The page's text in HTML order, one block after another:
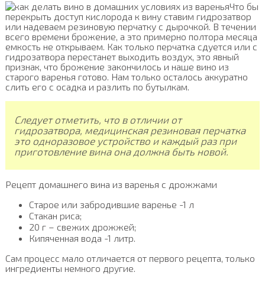
Что бы
перекрыть доступ кислорода к вину ставим гидрозатвор
или надеваем резиновую перчатку с дырочкой. В течении
всего времени брожение, а это примерно полтора месяца
емкость не открываем. Как только перчатка сдуется или с
гидрозатвора перестанет выходить воздух, это явный
признак, что брожение закончилось и наше вино из
старого варенья готово. Нам только осталось аккуратно
слить его с осадка и разлить по бутылкам.
Следует отметить, что в отличии от
гидрозатвора, медицинская резиновая перчатка
это одноразовое устройство и каждый раз при
приготовление вина она должна быть новой.
Рецепт домашнего вина из варенья с дрожжами
Старое или забродившие варенье -1 л
Стакан риса;
20 г – свежих дрожжей;
Кипяченная вода -1 литр.
Сам процесс мало отличается от первого рецепта, только
ингредиенты немного другие.